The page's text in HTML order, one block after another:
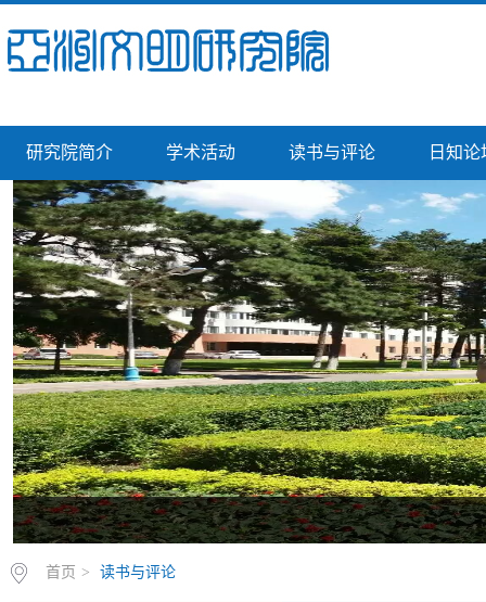
研究院简介 学术活动 读书与评论 日知论
首页 > 读书与评论